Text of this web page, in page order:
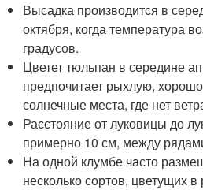
Высадка производится в
октября, когда температура
градусов.
Цветет тюльпан в середине
предпочитает рыхлую,
солнечные места, где нет
Расстояние от луковицы до
примерно 10 см, между
На одной клумбе часто
несколько сортов, цветущих